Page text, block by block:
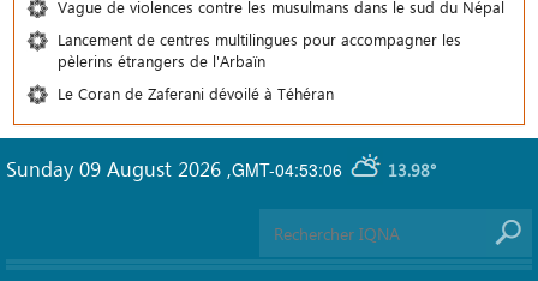
Vague de violences contre les musulmans dans le sud du Népal
Lancement de centres multilingues pour accompagner les
pèlerins étrangers de l'Arbaïn
Le Coran de Zaferani dévoilé à Téhéran
GMT-04:53:06 13.98°
Sunday 09 August 2026 ,